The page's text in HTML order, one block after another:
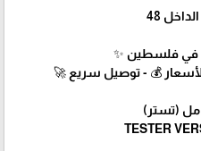
48
في فلسطين ✨
💰 - توصيل سريع 🚀